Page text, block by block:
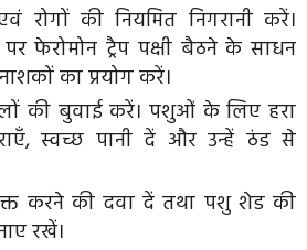
की नियमित निगरानी करें।
फेरोमोन ट्रैप पक्षी बैठने के साधन
का प्रयोग करें।
की बुवाई करें। पशुओं के लिए हरा
स्वच्छ पानी दें और उन्हें ठंड से
करने की दवा दें तथा पशु शेड की
रखें।